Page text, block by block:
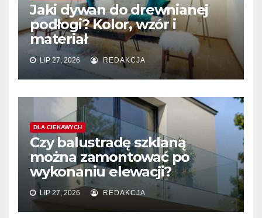
Jaki dywan do drewnianej
podłogi? Kolor, wzór i
materiał
LIP 27, 2026 REDAKCJA
DLA CIEKAWYCH
Czy balustradę szklaną
można zamontować po
wykonaniu elewacji?
LIP 27, 2026 REDAKCJA